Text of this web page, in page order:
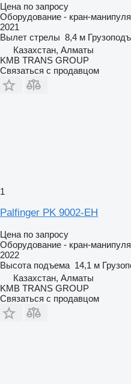
Цена по запросу
Оборудование - кран-
2021
Вылет стрелы 8,4 м
Казахстан, Алматы
KMB TRANS GROUP
Связаться с продавцом
1
Palfinger PK 9002-EH
Цена по запросу
Оборудование - кран-
2022
Высота подъема 14,1 м
Казахстан, Алматы
KMB TRANS GROUP
Связаться с продавцом